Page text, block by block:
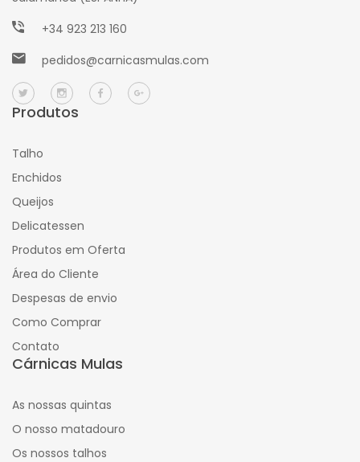
+34 923 213 160
pedidos@carnicasmulas.com
Produtos
Talho
Enchidos
Queijos
Delicatessen
Produtos em Oferta
Área do Cliente
Despesas de envio
Como Comprar
Contato
Cárnicas Mulas
As nossas quintas
O nosso matadouro
Os nossos talhos